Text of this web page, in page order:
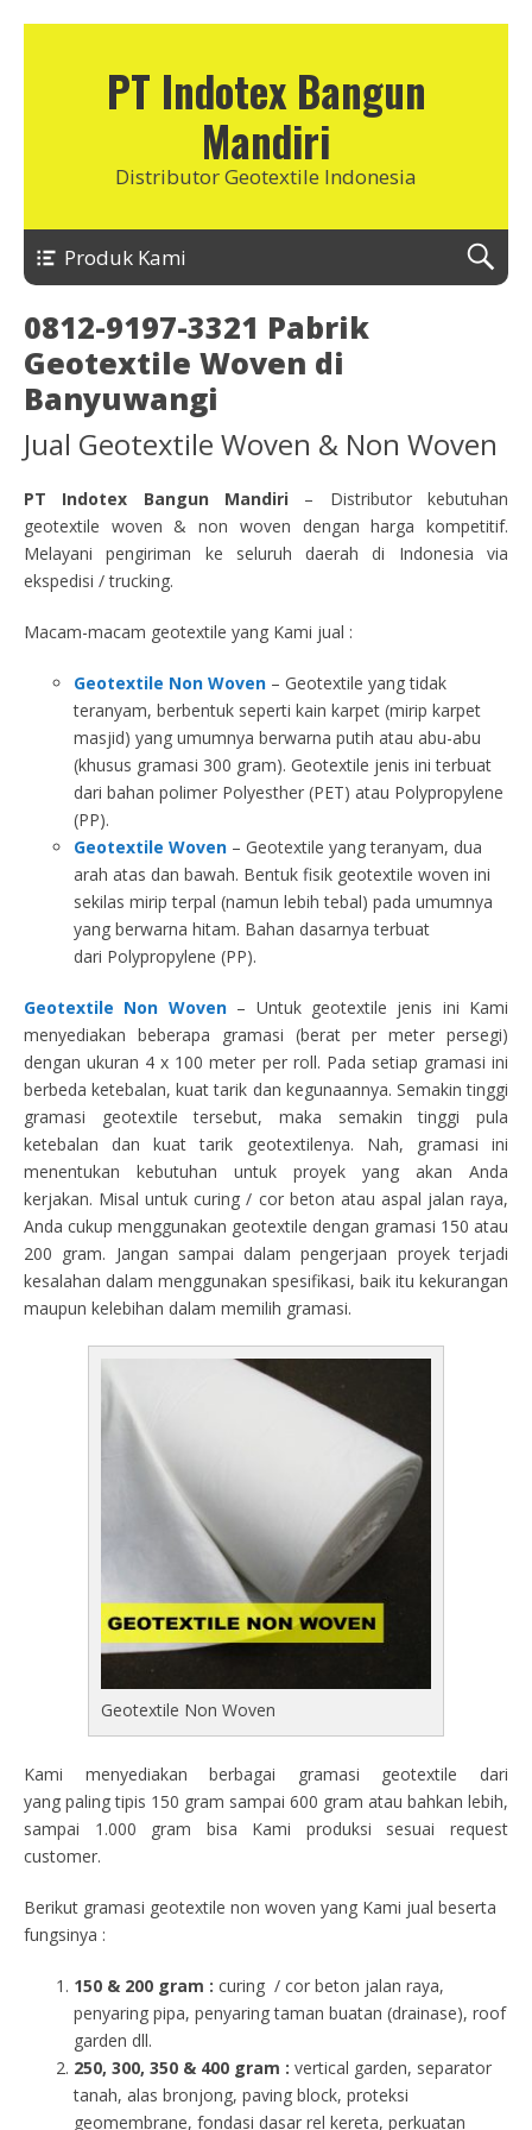
PT Indotex Bangun
Mandiri
Distributor Geotextile Indonesia
Produk Kami
0812-9197-3321 Pabrik
Geotextile Woven di
Banyuwangi
Jual Geotextile Woven & Non Woven
PT Indotex Bangun Mandiri – Distributor kebutuhan
geotextile woven & non woven dengan harga kompetitif.
Melayani pengiriman ke seluruh daerah di Indonesia via
ekspedisi / trucking.
Macam-macam geotextile yang Kami jual :
Geotextile Non Woven – Geotextile yang tidak
teranyam, berbentuk seperti kain karpet (mirip karpet
masjid) yang umumnya berwarna putih atau abu-abu
(khusus gramasi 300 gram). Geotextile jenis ini terbuat
dari bahan polimer Polyesther (PET) atau Polypropylene
(PP).
Geotextile Woven – Geotextile yang teranyam, dua
arah atas dan bawah. Bentuk fisik geotextile woven ini
sekilas mirip terpal (namun lebih tebal) pada umumnya
yang berwarna hitam. Bahan dasarnya terbuat
dari Polypropylene (PP).
Geotextile Non Woven– Untuk geotextile jenis ini Kami
menyediakan beberapa gramasi (berat per meter persegi)
dengan ukuran 4 x 100 meter per roll. Pada setiap gramasi ini
berbeda ketebalan, kuat tarik dan kegunaannya. Semakin tinggi
gramasi geotextile tersebut, maka semakin tinggi pula
ketebalan dan kuat tarik geotextilenya. Nah, gramasi ini
menentukan kebutuhan untuk proyek yang akan Anda
kerjakan. Misal untuk curing / cor beton atau aspal jalan raya,
Anda cukup menggunakan geotextile dengan gramasi 150 atau
200 gram. Jangan sampai dalam pengerjaan proyek terjadi
kesalahan dalam menggunakan spesifikasi, baik itu kekurangan
maupun kelebihan dalam memilih gramasi.
Geotextile Non Woven
Kami menyediakan berbagai gramasi geotextile dari
yang paling tipis 150 gram sampai 600 gram atau bahkan lebih,
sampai 1.000 gram bisa Kami produksi sesuai request
customer.
Berikut gramasi geotextile non woven yang Kami jual beserta
fungsinya :
150 & 200 gram : curing / cor beton jalan raya,
penyaring pipa, penyaring taman buatan (drainase), roof
garden dll.
250, 300, 350 & 400 gram : vertical garden, separator
tanah, alas bronjong, paving block, proteksi
geomembrane, fondasi dasar rel kereta, perkuatan